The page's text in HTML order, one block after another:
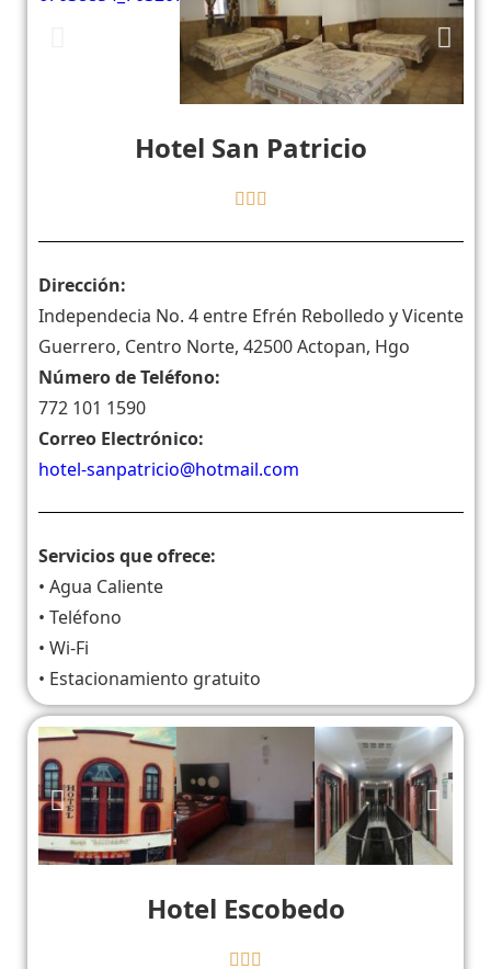
Hotel San Patricio
Dirección:
Independecia No. 4 entre Efrén Rebolledo y Vicente
Guerrero, Centro Norte, 42500 Actopan, Hgo
Número de Teléfono:
772 101 1590
Correo Electrónico:
hotel-sanpatricio@hotmail.com
Servicios que ofrece:
• Agua Caliente
• Teléfono
• Wi-Fi
• Estacionamiento gratuito
Hotel Escobedo